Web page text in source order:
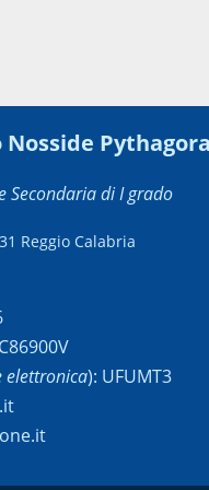
Secondaria di I grado
Reggio Calabria
elettronica): UFUMT3